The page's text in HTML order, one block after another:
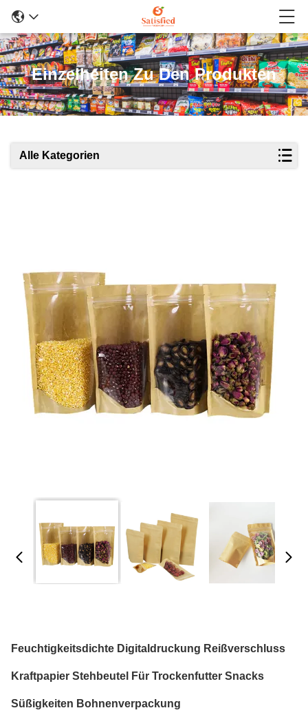
Einzelheiten Zu Den Produkten
Alle Kategorien
Feuchtigkeitsdichte Digitaldruckung Reißverschluss
Kraftpapier Stehbeutel Für Trockenfutter Snacks
Süßigkeiten Bohnenverpackung